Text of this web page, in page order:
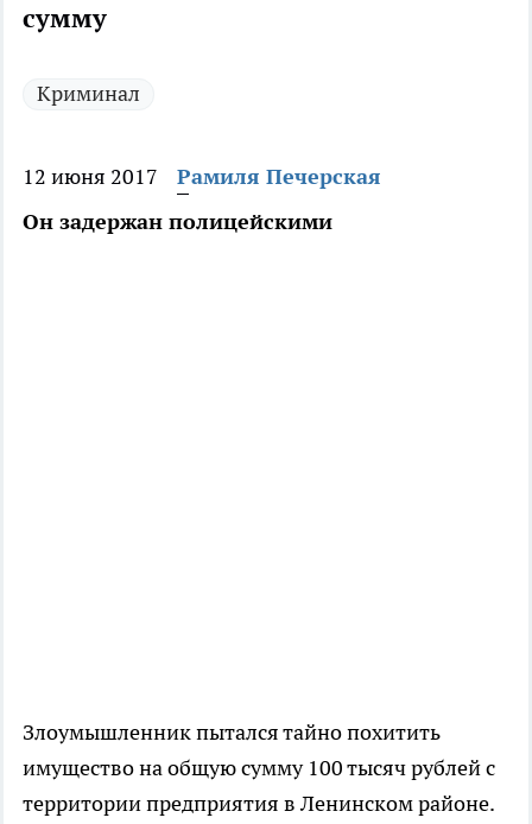
сумму
Криминал
12 июня 2017
Рамиля Печерская
Он задержан полицейскими
Злоумышленник пытался тайно похитить
имущество на общую сумму 100 тысяч рублей с
территории предприятия в Ленинском районе.